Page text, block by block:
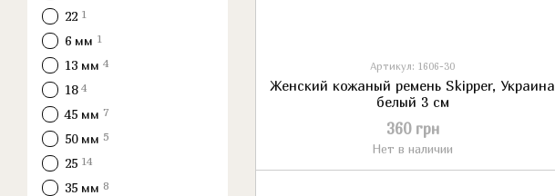
Артикул: 1606-30
Женский кожаный ремень Skipper, Украина
белый 3 см
360 грн
Нет в наличии
22 1
6 мм 1
13 мм 4
18 4
45 мм 7
50 мм 5
25 14
35 мм 8